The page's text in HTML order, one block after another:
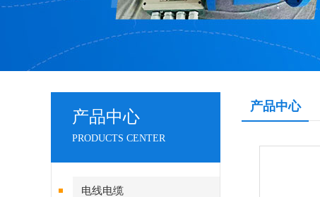
产品中心
PRODUCTS CENTER
电线电缆
产品中心